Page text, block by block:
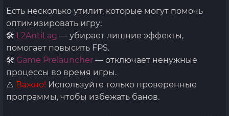
Есть несколько утилит, которые могут помочь
оптимизировать игру:
🛠 L2AntiLag — убирает лишние эффекты,
помогает повысить FPS.
🛠 Game Prelauncher — отключает ненужные
процессы во время игры.
⚠️ Важно! Используйте только проверенные
программы, чтобы избежать банов.